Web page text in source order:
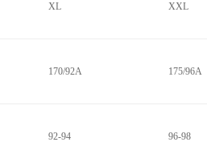
XL XXL
170/92A 175/96A
92-94 96-98